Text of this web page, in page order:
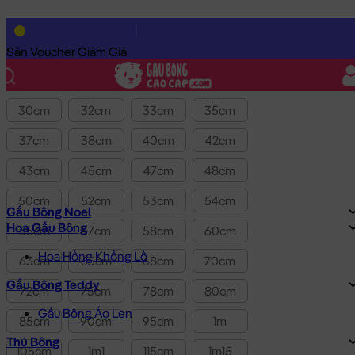
Săn Voucher Giảm Giá
Gấu Bông Noel
Hoa Gấu Bông
Hoa Hồng Khổng Lồ
Gấu Bông Teddy
Gấu Bông Áo Len
Thú Bông
Lọc theo Giá SP:
Giá
Kích thước
30cm 32cm 33cm
35cm
37cm
38cm 40cm
42cm
43cm
45cm 47cm
48cm
50cm
52cm 53cm
54cm
55cm
57cm 58cm
60cm
63cm
65cm 68cm
70cm
72cm
75cm 78cm
80cm
85cm
90cm 95cm
1m
105cm
1m1 115cm
1m15